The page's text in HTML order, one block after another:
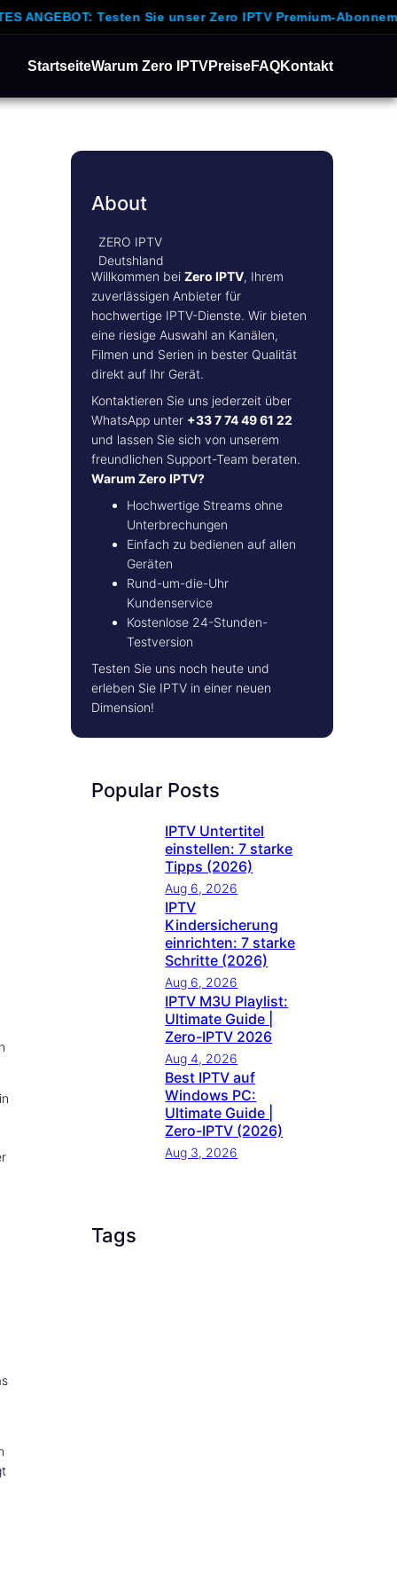
Testen Sie unser Zero IPTV Premium-Abonnement
StartseiteWarum Zero IPTVPreiseFAQKontakt
About
ZERO IPTV
Deutshland
Willkommen bei Zero IPTV, Ihrem
zuverlässigen Anbieter für
hochwertige IPTV-Dienste. Wir bieten
eine riesige Auswahl an Kanälen,
Filmen und Serien in bester Qualität
direkt auf Ihr Gerät.
Kontaktieren Sie uns jederzeit über
WhatsApp unter +33 7 74 49 61 22
und lassen Sie sich von unserem
freundlichen Support-Team beraten.
Warum Zero IPTV?
Hochwertige Streams ohne
Unterbrechungen
Einfach zu bedienen auf allen
Geräten
Rund-um-die-Uhr
Kundenservice
Kostenlose 24-Stunden-
Testversion
Testen Sie uns noch heute und
erleben Sie IPTV in einer neuen
Dimension!
Popular Posts
IPTV Untertitel
einstellen: 7 starke
Tipps (2026)
Aug 6, 2026
IPTV
Kindersicherung
einrichten: 7 starke
Schritte (2026)
Aug 6, 2026
IPTV M3U Playlist:
Ultimate Guide |
Zero-IPTV 2026
Aug 4, 2026
Best IPTV auf
Windows PC:
Ultimate Guide |
Zero-IPTV (2026)
Aug 3, 2026
Tags